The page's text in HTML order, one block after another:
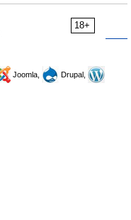
18+
Joomla,
Drupal,